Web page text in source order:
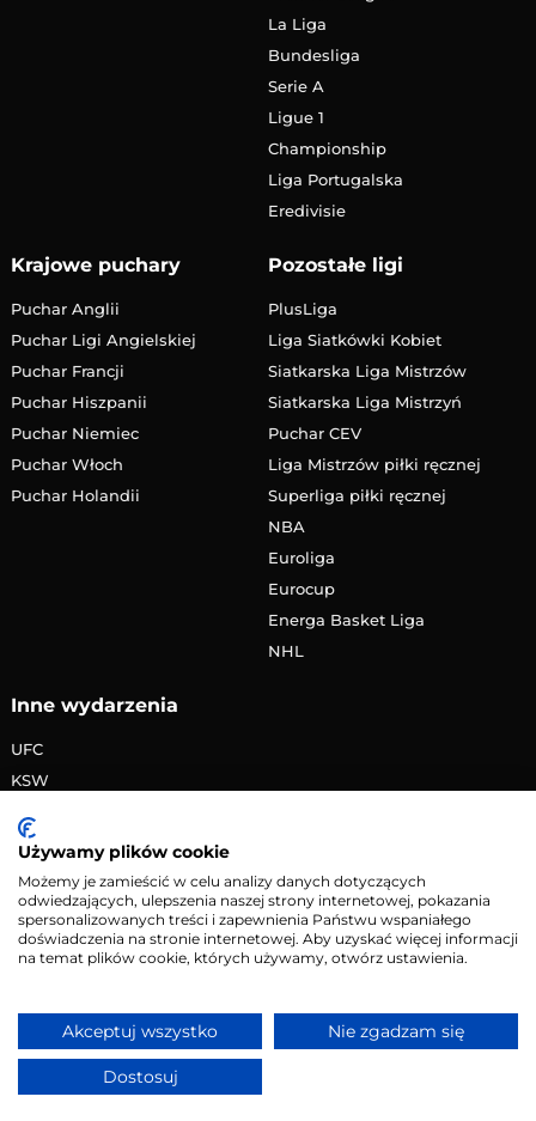
La Liga
Bundesliga
Serie A
Ligue 1
Championship
Liga Portugalska
Eredivisie
Krajowe puchary
Puchar Anglii
Puchar Ligi Angielskiej
Puchar Francji
Puchar Hiszpanii
Puchar Niemiec
Puchar Włoch
Puchar Holandii
Pozostałe ligi
PlusLiga
Liga Siatkówki Kobiet
Siatkarska Liga Mistrzów
Siatkarska Liga Mistrzyń
Puchar CEV
Liga Mistrzów piłki ręcznej
Superliga piłki ręcznej
NBA
Euroliga
Eurocup
Energa Basket Liga
NHL
Inne wydarzenia
UFC
KSW
PRIME MMA
Żużlowa Ekstraliga
Speedway Grand Prix
Skoki narciarskie
Kontakt•Reklama• Polityka prywatności
Serwis wyłącznie dla osób powyżej 18 lat. Hazard może
Używamy plików cookie
Możemy je zamieścić w celu analizy danych dotyczących
odwiedzających, ulepszenia naszej strony internetowej, pokazania
spersonalizowanych treści i zapewnienia Państwu wspaniałego
doświadczenia na stronie internetowej. Aby uzyskać więcej informacji
na temat plików cookie, których używamy, otwórz ustawienia.
Akceptuj wszystko Nie zgadzam się
Dostosuj